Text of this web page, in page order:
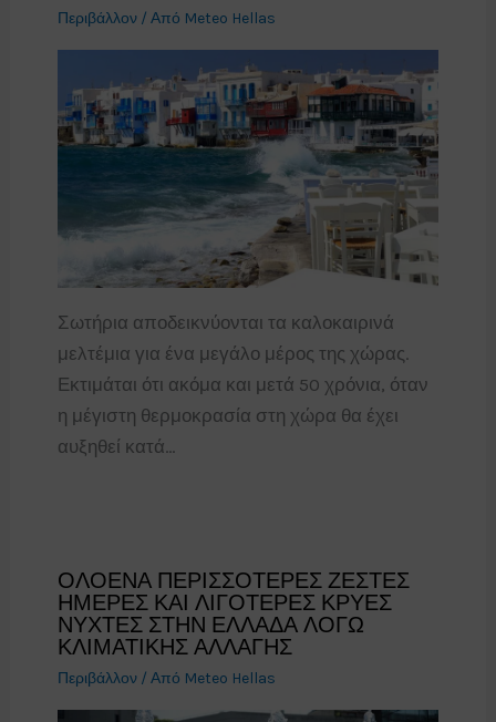
Περιβάλλον/ Από Meteo Hellas
Σωτήρια αποδεικνύονται τα καλοκαιρινά
μελτέμια για ένα μεγάλο μέρος της χώρας.
Εκτιμάται ότι ακόμα και μετά 50 χρόνια, όταν
η μέγιστη θερμοκρασία στη χώρα θα έχει
αυξηθεί κατά…
ΟΛΟΕΝΑ ΠΕΡΙΣΣΟΤΕΡΕΣ ΖΕΣΤΕΣ
ΗΜΕΡΕΣ ΚΑΙ ΛΙΓΟΤΕΡΕΣ ΚΡΥΕΣ
ΝΥΧΤΕΣ ΣΤΗΝ ΕΛΛΑΔΑ ΛΟΓΩ
ΚΛΙΜΑΤΙΚΗΣ ΑΛΛΑΓΗΣ
Περιβάλλον/ Από Meteo Hellas